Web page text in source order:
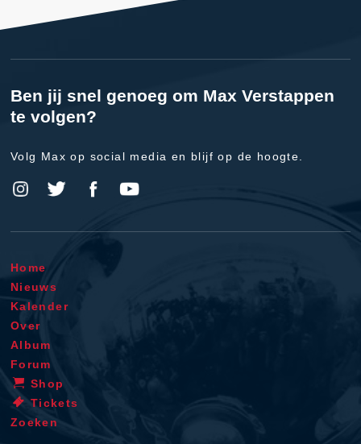
Ben jij snel genoeg om Max Verstappen
te volgen?
Volg Max op social media en blijf op de hoogte.
Home
Nieuws
Kalender
Over
Album
Forum
Shop
Tickets
Zoeken